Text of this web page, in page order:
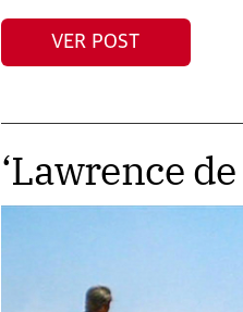
VER POST
‘Lawrence